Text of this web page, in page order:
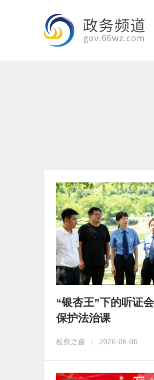
“银杏王”下的听证
保护法治课
检察之窗 | 2026-08-06